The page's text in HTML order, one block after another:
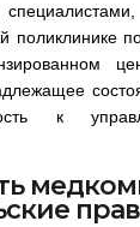
поликлинике
к